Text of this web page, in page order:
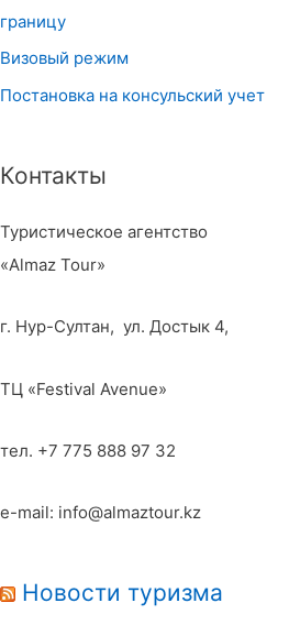
границу
Визовый режим
Постановка на консульский учет
Контакты
Туристическое агентство
«Almaz Tour»
г. Нур-Султан, ул. Достык 4,
ТЦ «Festival Avenue»
тел. +7 775 888 97 32
e-mail: info@almaztour.kz
Новости туризма